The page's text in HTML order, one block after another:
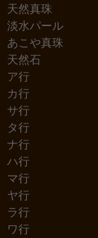
天然真珠
淡水パール
あこや真珠
天然石
ア行
カ行
サ行
タ行
ナ行
ハ行
マ行
ヤ行
ラ行
ワ行